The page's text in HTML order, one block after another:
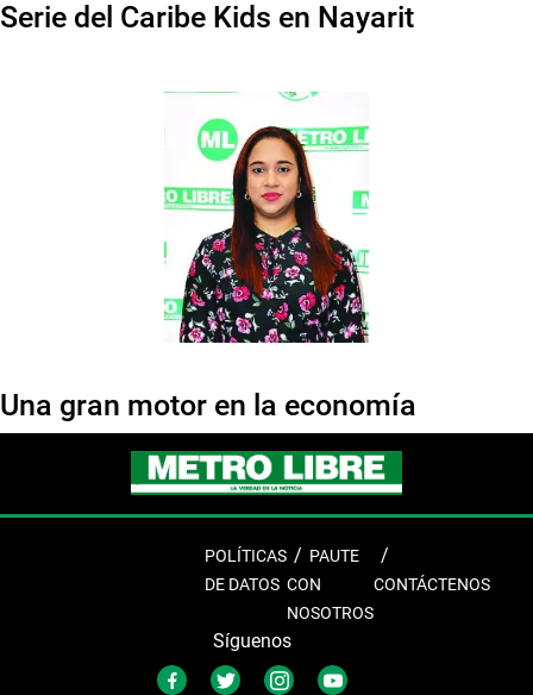
Serie del Caribe Kids en Nayarit
Una gran motor en la economía
POLÍTICAS
DE DATOS
PAUTE
CON
NOSOTROS
CONTÁCTENOS
Síguenos